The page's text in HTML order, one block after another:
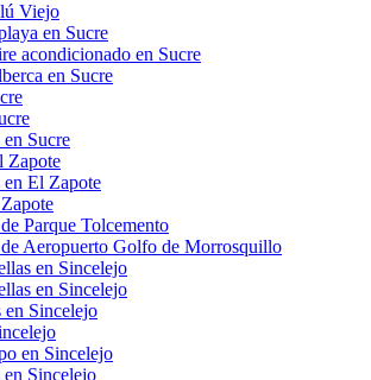
Viejo
en Sucre
acondicionado en Sucre
en Sucre
Sucre
Zapote
en El Zapote
Parque Tolcemento
Aeropuerto Golfo de Morrosquillo
en Sincelejo
en Sincelejo
Sincelejo
en Sincelejo
en Sincelejo